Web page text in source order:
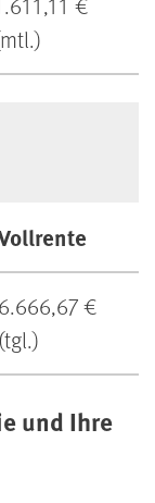
6.666,67 €
(tgl.)
und Ihre